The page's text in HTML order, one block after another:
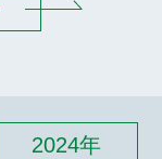
2024年